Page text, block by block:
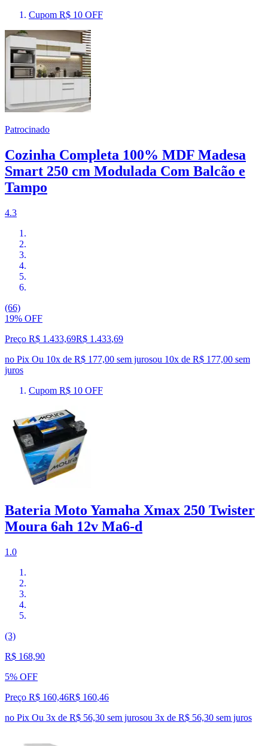
Cupom R$ 10 OFF
Patrocinado
Cozinha Completa 100% MDF Madesa
Smart 250 cm Modulada Com Balcão e
Tampo
4.3
(66)
19% OFF
Preço R$ 1.433,69R$ 1.433,69
no Pix Ou 10x de R$ 177,00 sem jurosou 10x de R$ 177,00 sem
juros
Cupom R$ 10 OFF
Bateria Moto Yamaha Xmax 250 Twister
Moura 6ah 12v Ma6-d
1.0
(3)
R$ 168,90
5% OFF
Preço R$ 160,46R$ 160,46
no Pix Ou 3x de R$ 56,30 sem jurosou 3x de R$ 56,30 sem juros